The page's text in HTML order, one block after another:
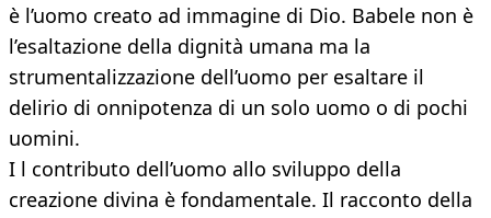
è l’uomo creato ad immagine di Dio. Babele non è
l’esaltazione della dignità umana ma la
strumentalizzazione dell’uomo per esaltare il
delirio di onnipotenza di un solo uomo o di pochi
uomini.
I l contributo dell’uomo allo sviluppo della
creazione divina è fondamentale. Il racconto della